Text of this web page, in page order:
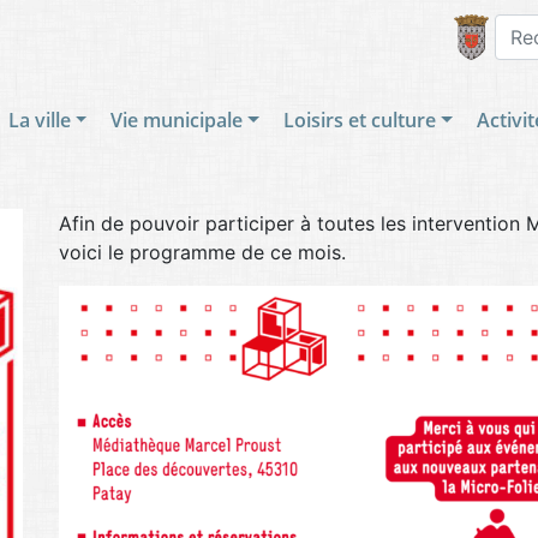
La ville Vie municipale Loisirs et culture
Afin de pouvoir participer à toutes les intervention
voici le programme de ce mois.